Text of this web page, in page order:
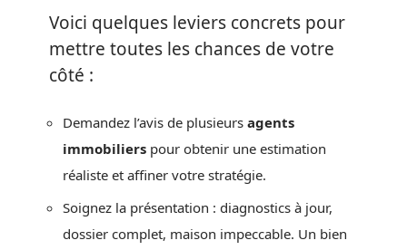
Voici quelques leviers concrets pour
mettre toutes les chances de votre
côté :
Demandez l’avis de plusieurs agents
immobiliers pour obtenir une estimation
réaliste et affiner votre stratégie.
Soignez la présentation : diagnostics à jour,
dossier complet, maison impeccable. Un bien